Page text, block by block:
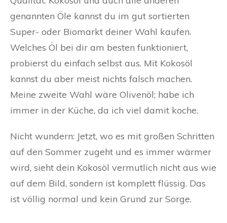
genannten Öle kannst du im gut sortierten
Super- oder Biomarkt deiner Wahl kaufen.
Welches Öl bei dir am besten funktioniert,
probierst du einfach selbst aus. Mit Kokosöl
kannst du aber meist nichts falsch machen.
Meine zweite Wahl wäre Olivenöl; habe ich
immer in der Küche, da ich viel damit koche.
Nicht wundern: Jetzt, wo es mit großen Schritten
auf den Sommer zugeht und es immer wärmer
wird, sieht dein Kokosöl vermutlich nicht aus wie
auf dem Bild, sondern ist komplett flüssig. Das
ist völlig normal und kein Grund zur Sorge.